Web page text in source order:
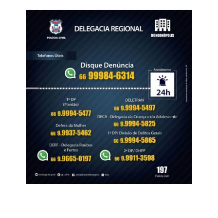
apreendeu os aparelhos celulares que estavam com os
suspeitos, e o material foi encaminhado à Derf de
Rondonópolis para as providências cabíveis.
A partir da análise do conteúdo extraído dos celulares, os
policiais identificaram a existência de uma célula de
facção com atuação em diversos municípios de Mato
Veja Mais: Ação das Polícias Civil e Militar prende
dois investigados por tráfico de drogas em São
José dos Quatro Marcos